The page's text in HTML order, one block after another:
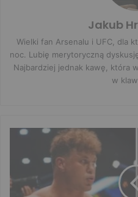
Jakub
Wielki fan Arsenalu i UFC, dla
noc. Lubię merytoryczną
Najbardziej jednak kawę, która
w